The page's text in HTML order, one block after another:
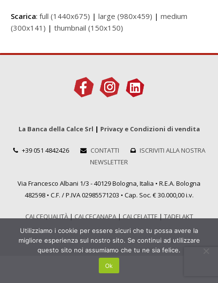
Scarica:full (1440x675) |large (980x459) |medium
(300x141) |thumbnail (150x150)
La Banca della Calce Srl | Privacy e Condizioni di vendita
+39 051 4842426 CONTATTI
ISCRIVITI ALLA NOSTRA
NEWSLETTER
Via Francesco Albani 1/3 - 40129 Bologna, Italia • R.E.A. Bologna
482598 • C.F. / P.IVA 02985571203 • Cap. Soc. € 30.000,00 i.v.
CALCEQUALITÀ|CALCECANAPA|CALCELATTE|TADELAKT
Utilizziamo i cookie per essere sicuri che tu possa avere la
migliore esperienza sul nostro sito. Se continui ad utilizzare
questo sito noi assumiamo che tu ne sia felice.
Ok